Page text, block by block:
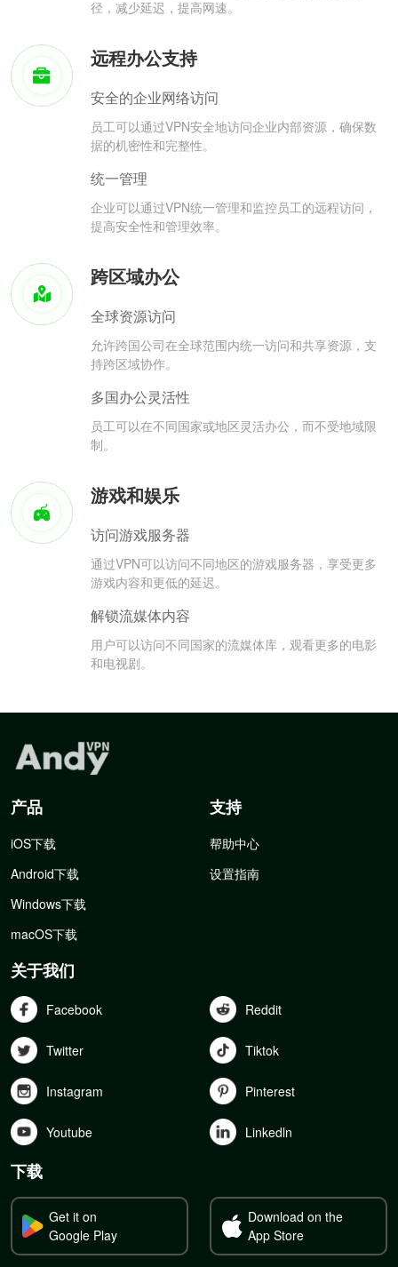
径，减少延迟，提高网速。
远程办公支持
安全的企业网络访问
员工可以通过VPN安全地访问企业内部资源，确保数
据的机密性和完整性。
统一管理
企业可以通过VPN统一管理和监控员工的远程访问，
提高安全性和管理效率。
跨区域办公
全球资源访问
允许跨国公司在全球范围内统一访问和共享资源，支
持跨区域协作。
多国办公灵活性
员工可以在不同国家或地区灵活办公，而不受地域限
制。
游戏和娱乐
访问游戏服务器
通过VPN可以访问不同地区的游戏服务器，享受更多
游戏内容和更低的延迟。
解锁流媒体内容
用户可以访问不同国家的流媒体库，观看更多的电影
和电视剧。
产品
iOS下载
Android下载
Windows下载
macOS下载
支持
帮助中心
设置指南
关于我们
Facebook Reddit
Twitter Tiktok
Instagram Pinterest
Youtube Linkedln
下载
Get it on
Google Play
Download on the
App Store